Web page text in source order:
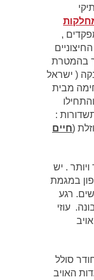
,
גדוד 88 ממשיך בהמטרת
( ישראל
מבית
:
(חיים
. יש
במגמת
רגע
עוזי
סולל
האויב